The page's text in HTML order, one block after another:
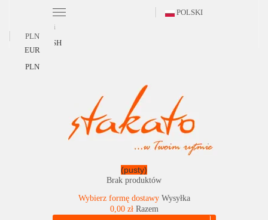
POLSKI
Polski
ENGLISH
PLN
EUR
PLN
(pusty)
Brak produktów
Wybierz formę dostawy Wysyłka
0,00 zł Razem